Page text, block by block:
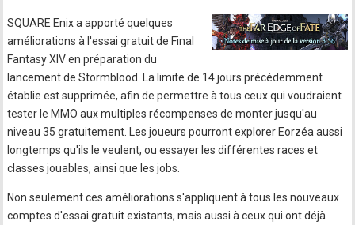
SQUARE Enix a apporté quelques
améliorations à l'essai gratuit de Final
Fantasy XIV en préparation du
lancement de Stormblood. La limite de 14 jours précédemment
établie est supprimée, afin de permettre à tous ceux qui voudraient
tester le MMO aux multiples récompenses de monter jusqu'au
niveau 35 gratuitement. Les joueurs pourront explorer Eorzéa aussi
longtemps qu'ils le veulent, ou essayer les différentes races et
classes jouables, ainsi que les jobs.
Non seulement ces améliorations s'appliquent à tous les nouveaux
comptes d'essai gratuit existants, mais aussi à ceux qui ont déjà